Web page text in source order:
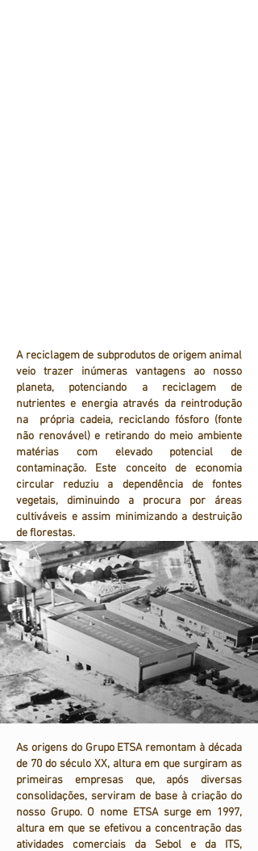
A reciclagem de subprodutos de origem animal
veio trazer inúmeras vantagens ao nosso
planeta, potenciando a reciclagem de
nutrientes e energia através da reintrodução
na própria cadeia, reciclando fósforo (fonte
não renovável) e retirando do meio ambiente
matérias com elevado potencial de
contaminação. Este conceito de economia
circular reduziu a dependência de fontes
vegetais, diminuindo a procura por áreas
cultiváveis e assim minimizando a destruição
de florestas.
As origens do Grupo ETSA remontam à década
de 70 do século XX, altura em que surgiram as
primeiras empresas que, após diversas
consolidações, serviram de base à criação do
nosso Grupo. O nome ETSA surge em 1997,
altura em que se efetivou a concentração das
atividades comerciais da Sebol e da ITS,